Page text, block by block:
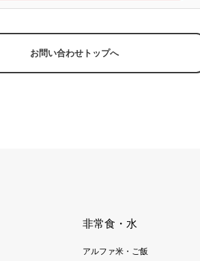
お問い合わせトップへ
非常食・水
アルファ米・ご飯